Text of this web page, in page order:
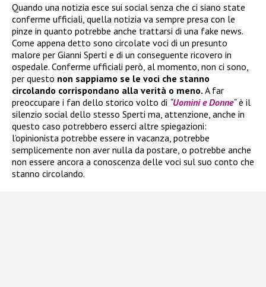
Quando una notizia esce sui social senza che ci siano state
conferme ufficiali, quella notizia va sempre presa con le
pinze in quanto potrebbe anche trattarsi di una fake news.
Come appena detto sono circolate voci di un presunto
malore per Gianni Sperti e di un conseguente ricovero in
ospedale. Conferme ufficiali però, al momento, non ci sono,
per questo non sappiamo se le voci che stanno
circolando corrispondano alla verità o meno. A far
preoccupare i fan dello storico volto di “Uomini e Donne“è il
silenzio social dello stesso Sperti ma, attenzione, anche in
questo caso potrebbero esserci altre spiegazioni:
l’opinionista potrebbe essere in vacanza, potrebbe
semplicemente non aver nulla da postare, o potrebbe anche
non essere ancora a conoscenza delle voci sul suo conto che
stanno circolando.